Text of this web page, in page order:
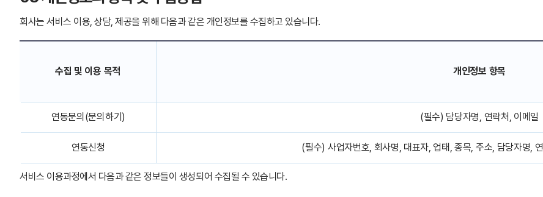
회사는 서비스 이용, 상담, 제공을 위해 다음과 같은 개인정보를 수집하고 있습니다.
수집 및 이용 목적 개인정보 항목
연동문의(문의하기) (필수) 담당자명, 연락처, 이메일
연동신청 (필수) 사업자번호, 회사명, 대표자, 업태, 종목, 주소, 담당자명,
서비스 이용과정에서 다음과 같은 정보들이 생성되어 수집될 수 있습니다.